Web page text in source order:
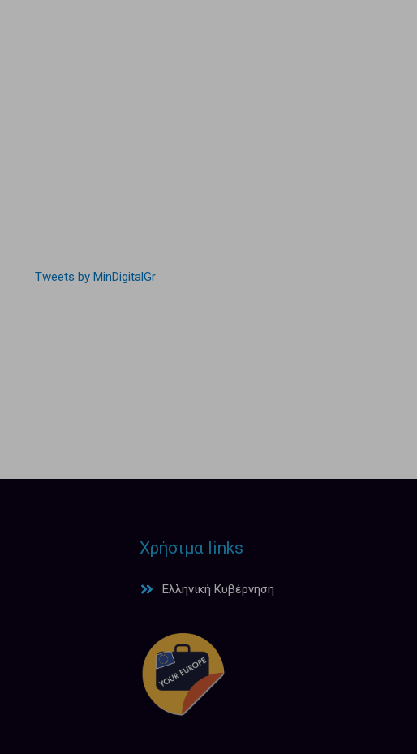
Tweets by MinDigitalGr
Χρήσιμα links
Ελληνική Κυβέρνηση